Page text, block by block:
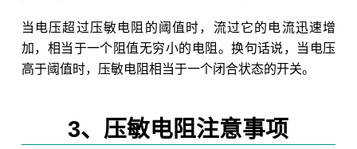
当电压超过压敏电阻的阈值时，流过它的电流迅速增
加，相当于一个阻值无穷小的电阻。换句话说，当电压
高于阈值时，压敏电阻相当于一个闭合状态的开关。
3、压敏电阻注意事项